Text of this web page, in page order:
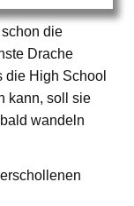
die
Drache
die High School
kann, soll sie
wandeln